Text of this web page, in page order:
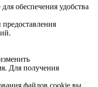
обеспечения удобства
Для получения
файлов cookie вы